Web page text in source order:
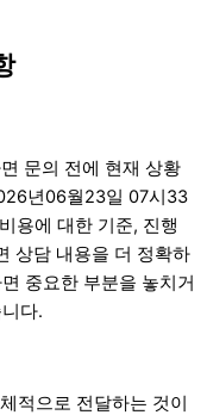
문의 전에 현재 상황
년06월23일 07시33
용에 대한 기준, 진행
상담 내용을 더 정확하
중요한 부분을 놓치거
다.
적으로 전달하는 것이